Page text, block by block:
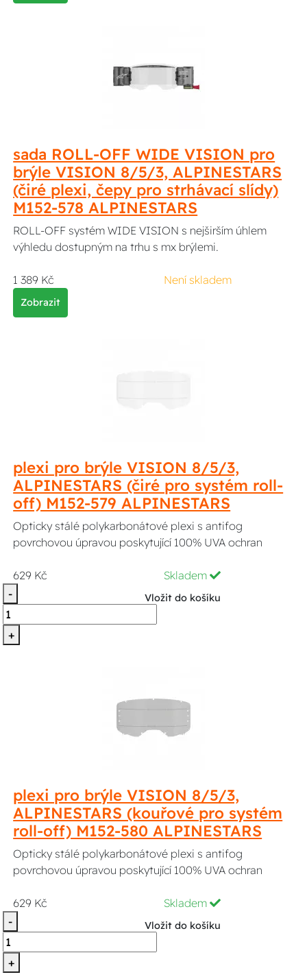
sada ROLL-OFF WIDE VISION pro
brýle VISION 8/5/3, ALPINESTARS
(čiré plexi, čepy pro strhávací slídy)
M152-578 ALPINESTARS
ROLL-OFF systém WIDE VISION s nejširším úhlem
výhledu dostupným na trhu s mx brýlemi.
1 389 Kč Není skladem
Zobrazit
plexi pro brýle VISION 8/5/3,
ALPINESTARS (čiré pro systém roll-
off) M152-579 ALPINESTARS
Opticky stálé polykarbonátové plexi s antifog
povrchovou úpravou poskytující 100% UVA ochran
629 Kč
Skladem
-
+
Vložit do košíku
plexi pro brýle VISION 8/5/3,
ALPINESTARS (kouřové pro systém
roll-off) M152-580 ALPINESTARS
Opticky stálé polykarbonátové plexi s antifog
povrchovou úpravou poskytující 100% UVA ochran
629 Kč
Skladem
-
+
Vložit do košíku